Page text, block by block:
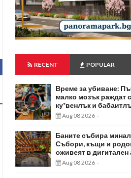
RECENT POPULAR
Време за убиване:
малко мозък раждат
ку*венлък и
Aug 08 2026 -
Баните събира
Събори, къщи и
оживеят в дигитален
Aug 08 2026 -